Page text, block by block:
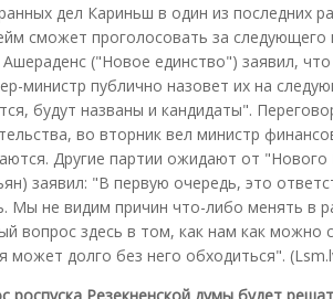
дел Кариньш в один из последних
сможет проголосовать за
("Новое единство") заявил,
министр публично назовет их на
будут названы и кандидаты".
во вторник вел министр
Другие партии ожидают от
заявил: "В первую очередь, это
Мы не видим причин что-либо менять в
вопрос здесь в том, как нам как можно
может долго без него обходиться".
роспуска Резекненской думы будет